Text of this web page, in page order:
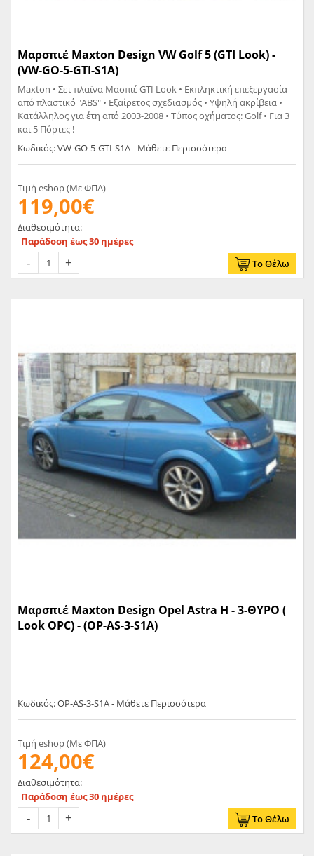
Μαρσπιέ Maxton Design VW Golf 5 (GTI Look) -
(VW-GO-5-GTI-S1A)
Maxton • Σετ πλαϊνα Mασπιέ GTI Look • Εκπληκτική επεξεργασία
από πλαστικό "ABS" • Εξαίρετος σχεδιασμός • Υψηλή ακρίβεια •
Κατάλληλος για έτη από 2003-2008 • Τύπος οχήματος: Golf • Για 3
και 5 Πόρτες !
Κωδικός: VW-GO-5-GTI-S1A - Μάθετε Περισσότερα
Τιμή eshop (Με ΦΠΑ)
119,00€
Διαθεσιμότητα:
Παράδοση έως 30 ημέρες
Το Θέλω
Mαρσπιέ Maxton Design Opel Astra H - 3-ΘΥΡΟ (
Look OPC) - (OP-AS-3-S1A)
Κωδικός: OP-AS-3-S1A - Μάθετε Περισσότερα
Τιμή eshop (Με ΦΠΑ)
124,00€
Διαθεσιμότητα:
Παράδοση έως 30 ημέρες
Το Θέλω